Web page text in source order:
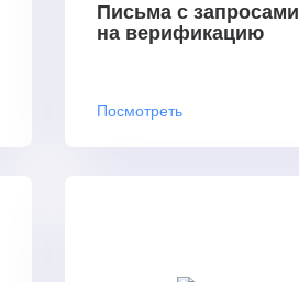
Письма с запросами
на верификацию
Посмотреть